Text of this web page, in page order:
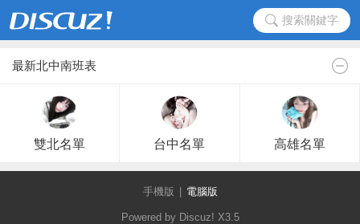
搜索關鍵字
最新北中南班表
雙北名單 台中名單 高雄名單
手機版 電腦版
Powered by Discuz! X3.5